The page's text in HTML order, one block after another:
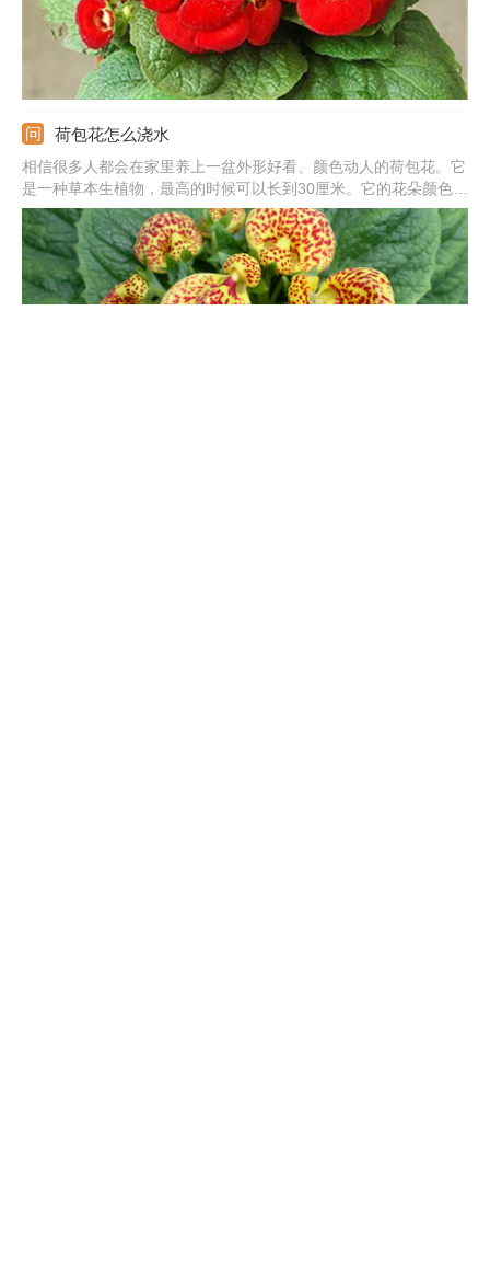
荷包花怎么浇水
相信很多人都会在家里养上一盆外形好看、颜色动人的荷包花。它
是一种草本生植物，最高的时候可以长到30厘米。它的花朵颜色种
类多样、十分丰富，单色荷包花通常有黄色和白色等，复色花则会
在单色花的底色基础上再生出一些橙色或者是粉色的斑点，十分可
爱，因此受到许多花友的喜爱。那么在栽培荷包花的时候都需要注
意一些什么呢？接下来就给大家介绍一下荷包花在日常栽培时如何
浇水。